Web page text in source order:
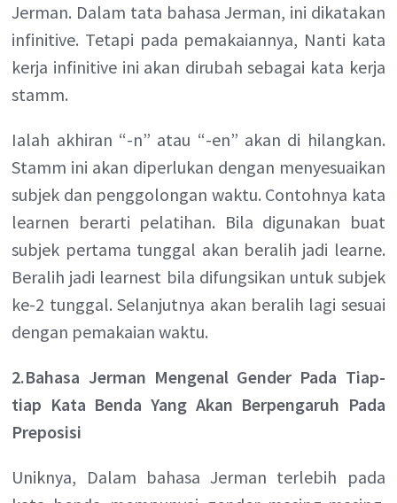
Jerman. Dalam tata bahasa Jerman, ini dikatakan
infinitive. Tetapi pada pemakaiannya, Nanti kata
kerja infinitive ini akan dirubah sebagai kata kerja
stamm.
Ialah akhiran “-n” atau “-en” akan di hilangkan.
Stamm ini akan diperlukan dengan menyesuaikan
subjek dan penggolongan waktu. Contohnya kata
learnen berarti pelatihan. Bila digunakan buat
subjek pertama tunggal akan beralih jadi learne.
Beralih jadi learnest bila difungsikan untuk subjek
ke-2 tunggal. Selanjutnya akan beralih lagi sesuai
dengan pemakaian waktu.
2.Bahasa Jerman Mengenal Gender Pada Tiap-
tiap Kata Benda Yang Akan Berpengaruh Pada
Preposisi
Uniknya, Dalam bahasa Jerman terlebih pada